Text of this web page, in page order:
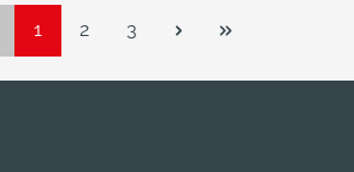
Seite
1 Seite
2 Seite
3